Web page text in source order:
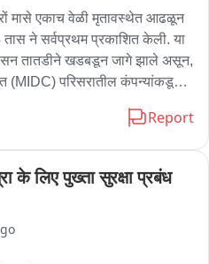
मासे एकाच वेळी मृतावस्थेत आढळून
ने सर्वप्रथम प्रकाशित केली. या
तातडीने खडबडून जागे झाले असून,
(MIDC) परिसरातील कंपन्यांकडून
पथकाने घटनास्थळी भेट
आल्या आहेत. या नोटिसांमध्ये
जाणाऱ्या सांडपाण्याबाबत
देण्यात आले आहेत. तसेच
का, याबाबतही स्पष्टीकरण
यांनी दिली.
Report
के लिए पुख्ता सुरक्षा प्रबंध